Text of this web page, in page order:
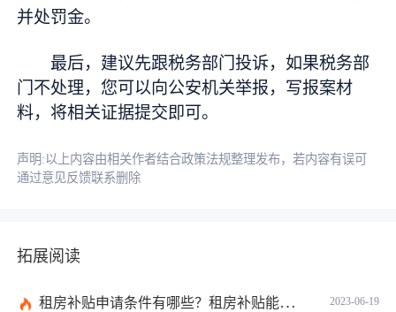
并处罚金。
最后，建议先跟税务部门投诉，如果税务部
门不处理，您可以向公安机关举报，写报案材
料，将相关证据提交即可。
声明:以上内容由相关作者结合政策法规整理发布，若内容有误可
通过意见反馈联系删除
拓展阅读
2023-06-19
租房补贴申请条件有哪些？租房补贴能拿几年？|天天快播